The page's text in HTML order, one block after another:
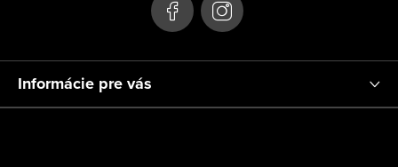
Informácie pre vás